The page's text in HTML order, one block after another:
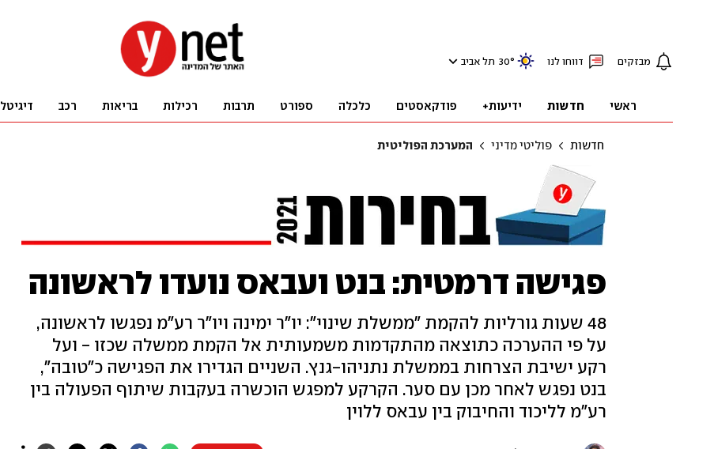
מבזקים דווחו לנו 30° תל אביב
ראשי חדשות ידיעות+ פודקאסטים כלכלה ספורט תרבות רכילות בריאות רכב דיגיטל
חדשות פוליטי מדיני המערכת הפוליטית
פגישה דרמטית: בנט ועבאס נועדו לראשונה
48 שעות גורליות להקמת "ממשלת שינוי": יו"ר ימינה ויו"ר רע"מ נפגשו לראשונה,
על פי ההערכה כתוצאה מהתקדמות משמעותית אל הקמת ממשלה שכזו - ועל
רקע ישיבת הצרחות בממשלת נתניהו-גנץ. השניים הגדירו את הפגישה כ"טובה",
בנט נפגש לאחר מכן עם סער. הקרקע למפגש הוכשרה בעקבות שיתוף הפעולה בין
רע"מ לליכוד והחיבוק בין עבאס ללוין